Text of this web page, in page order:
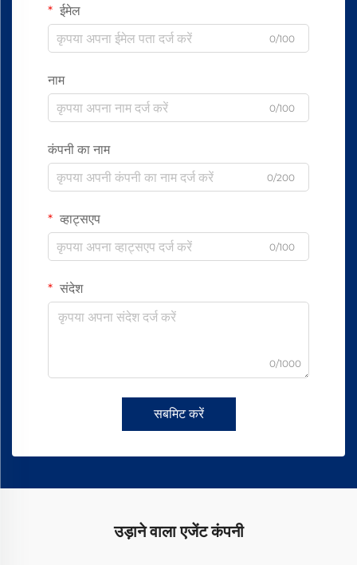
ईमेल
0/100
नाम
0/100
कंपनी का नाम
0/200
व्हाट्सएप
0/100
संदेश
0/1000
सबमिट करें
उड़ाने वाला एजेंट कंपनी